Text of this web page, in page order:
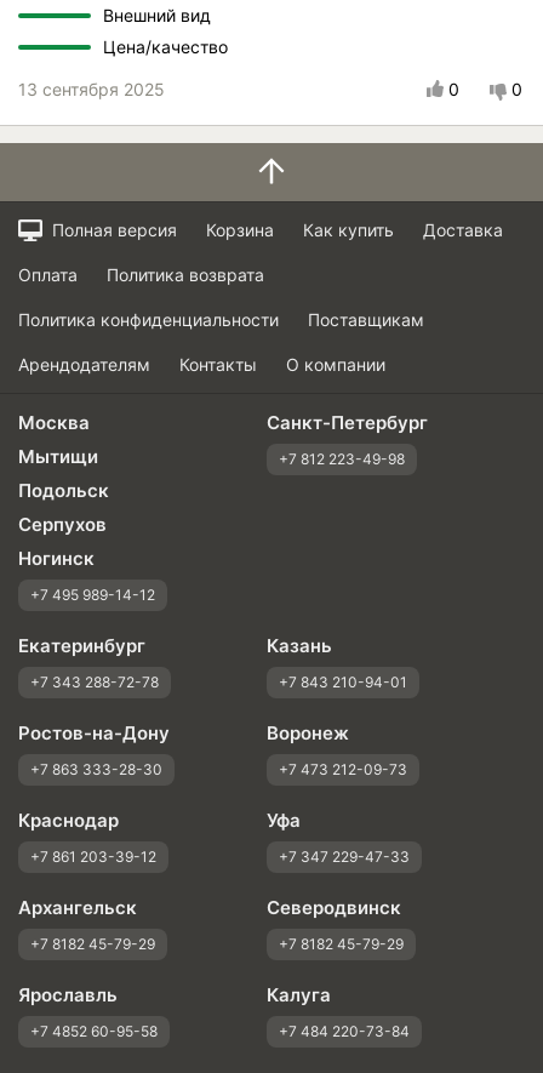
Внешний вид
Цена/качество
13 сентября 2025 0 0
Полная версия Корзина Как купить Доставка
Оплата Политика возврата
Политика конфиденциальности Поставщикам
Арендодателям Контакты О компании
Москва
Мытищи
Подольск
Серпухов
Ногинск
+7 495 989-14-12
Санкт-Петербург
+7 812 223-49-98
Екатеринбург
+7 343 288-72-78
Казань
+7 843 210-94-01
Ростов-на-Дону
+7 863 333-28-30
Воронеж
+7 473 212-09-73
Краснодар
+7 861 203-39-12
Уфа
+7 347 229-47-33
Архангельск
+7 8182 45-79-29
Северодвинск
+7 8182 45-79-29
Ярославль
+7 4852 60-95-58
Калуга
+7 484 220-73-84